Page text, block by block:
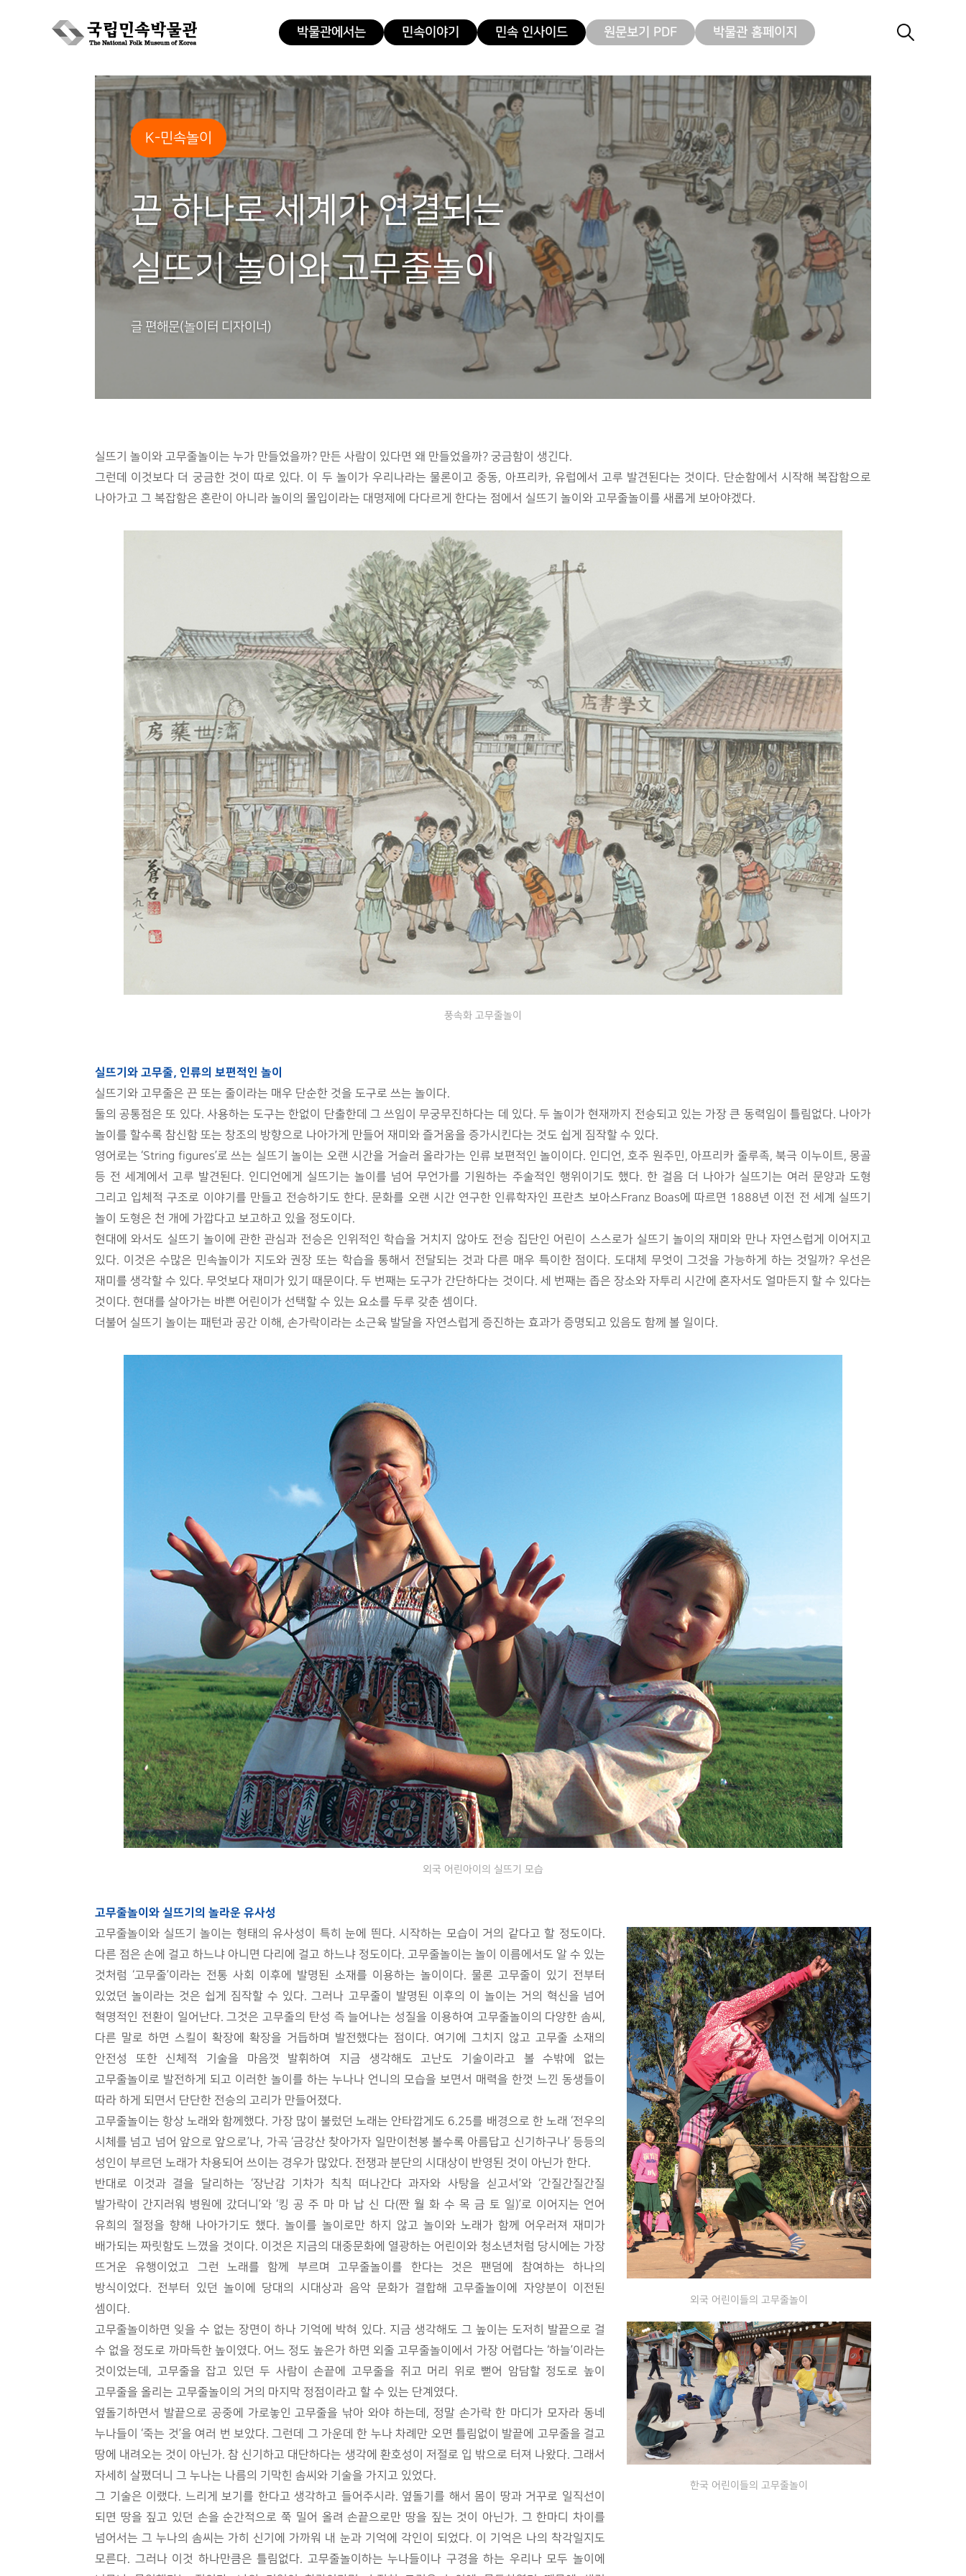
박물관에서는 민속이야기 민속 인사이드 원문보기 PDF 박물관 홈페이지
Skip
K-민속놀이
끈 하나로 세계가 연결되는
실뜨기 놀이와 고무줄놀이
글 편해문(놀이터 디자이너)
실뜨기 놀이와 고무줄놀이는 누가 만들었을까? 만든 사람이 있다면 왜 만들었을까? 궁금함이 생긴다.
그런데 이것보다 더 궁금한 것이 따로 있다. 이 두 놀이가 우리나라는 물론이고 중동, 아프리카, 유럽에서 고루 발견된다는 것이다. 단순함에서 시작해 복잡함으로
나아가고 그 복잡함은 혼란이 아니라 놀이의 몰입이라는 대명제에 다다르게 한다는 점에서 실뜨기 놀이와 고무줄놀이를 새롭게 보아야겠다.
풍속화 고무줄놀이
실뜨기와 고무줄, 인류의 보편적인 놀이
실뜨기와 고무줄은 끈 또는 줄이라는 매우 단순한 것을 도구로 쓰는 놀이다.
둘의 공통점은 또 있다. 사용하는 도구는 한없이 단출한데 그 쓰임이 무궁무진하다는 데 있다. 두 놀이가 현재까지 전승되고 있는 가장 큰 동력임이 틀림없다. 나아가
놀이를 할수록 참신함 또는 창조의 방향으로 나아가게 만들어 재미와 즐거움을 증가시킨다는 것도 쉽게 짐작할 수 있다.
영어로는 ‘String figures’로 쓰는 실뜨기 놀이는 오랜 시간을 거슬러 올라가는 인류 보편적인 놀이이다. 인디언, 호주 원주민, 아프리카 줄루족, 북극 이누이트, 몽골
등 전 세계에서 고루 발견된다. 인디언에게 실뜨기는 놀이를 넘어 무언가를 기원하는 주술적인 행위이기도 했다. 한 걸음 더 나아가 실뜨기는 여러 문양과 도형
그리고 입체적 구조로 이야기를 만들고 전승하기도 한다. 문화를 오랜 시간 연구한 인류학자인 프란츠 보아스Franz Boas에 따르면 1888년 이전 전 세계 실뜨기
놀이 도형은 천 개에 가깝다고 보고하고 있을 정도이다.
현대에 와서도 실뜨기 놀이에 관한 관심과 전승은 인위적인 학습을 거치지 않아도 전승 집단인 어린이 스스로가 실뜨기 놀이의 재미와 만나 자연스럽게 이어지고
있다. 이것은 수많은 민속놀이가 지도와 권장 또는 학습을 통해서 전달되는 것과 다른 매우 특이한 점이다. 도대체 무엇이 그것을 가능하게 하는 것일까? 우선은
재미를 생각할 수 있다. 무엇보다 재미가 있기 때문이다. 두 번째는 도구가 간단하다는 것이다. 세 번째는 좁은 장소와 자투리 시간에 혼자서도 얼마든지 할 수 있다는
것이다. 현대를 살아가는 바쁜 어린이가 선택할 수 있는 요소를 두루 갖춘 셈이다.
더불어 실뜨기 놀이는 패턴과 공간 이해, 손가락이라는 소근육 발달을 자연스럽게 증진하는 효과가 증명되고 있음도 함께 볼 일이다.
외국 어린아이의 실뜨기 모습
고무줄놀이와 실뜨기의 놀라운 유사성
고무줄놀이와 실뜨기 놀이는 형태의 유사성이 특히 눈에 띈다. 시작하는 모습이 거의 같다고 할 정도이다.
다른 점은 손에 걸고 하느냐 아니면 다리에 걸고 하느냐 정도이다. 고무줄놀이는 놀이 이름에서도 알 수 있는
것처럼 ‘고무줄’이라는 전통 사회 이후에 발명된 소재를 이용하는 놀이이다. 물론 고무줄이 있기 전부터
있었던 놀이라는 것은 쉽게 짐작할 수 있다. 그러나 고무줄이 발명된 이후의 이 놀이는 거의 혁신을 넘어
혁명적인 전환이 일어난다. 그것은 고무줄의 탄성 즉 늘어나는 성질을 이용하여 고무줄놀이의 다양한 솜씨,
다른 말로 하면 스킬이 확장에 확장을 거듭하며 발전했다는 점이다. 여기에 그치지 않고 고무줄 소재의
안전성 또한 신체적 기술을 마음껏 발휘하여 지금 생각해도 고난도 기술이라고 볼 수밖에 없는
고무줄놀이로 발전하게 되고 이러한 놀이를 하는 누나나 언니의 모습을 보면서 매력을 한껏 느낀 동생들이
따라 하게 되면서 단단한 전승의 고리가 만들어졌다.
고무줄놀이는 항상 노래와 함께했다. 가장 많이 불렀던 노래는 안타깝게도 6.25를 배경으로 한 노래 ‘전우의
시체를 넘고 넘어 앞으로 앞으로’나, 가곡 ‘금강산 찾아가자 일만이천봉 볼수록 아름답고 신기하구나’ 등등의
성인이 부르던 노래가 차용되어 쓰이는 경우가 많았다. 전쟁과 분단의 시대상이 반영된 것이 아닌가 한다.
반대로 이것과 결을 달리하는 ‘장난감 기차가 칙칙 떠나간다 과자와 사탕을 싣고서’와 ‘간질간질간질
발가락이 간지러워 병원에 갔더니’와 ‘킹 공 주 마 마 납 신 다(짠 월 화 수 목 금 토 일)’로 이어지는 언어
유희의 절정을 향해 나아가기도 했다. 놀이를 놀이로만 하지 않고 놀이와 노래가 함께 어우러져 재미가
배가되는 짜릿함도 느꼈을 것이다. 이것은 지금의 대중문화에 열광하는 어린이와 청소년처럼 당시에는 가장
뜨거운 유행이었고 그런 노래를 함께 부르며 고무줄놀이를 한다는 것은 팬덤에 참여하는 하나의
방식이었다. 전부터 있던 놀이에 당대의 시대상과 음악 문화가 결합해 고무줄놀이에 자양분이 이전된
셈이다.
고무줄놀이하면 잊을 수 없는 장면이 하나 기억에 박혀 있다. 지금 생각해도 그 높이는 도저히 발끝으로 걸
수 없을 정도로 까마득한 높이였다. 어느 정도 높은가 하면 외줄 고무줄놀이에서 가장 어렵다는 ‘하늘’이라는
것이었는데, 고무줄을 잡고 있던 두 사람이 손끝에 고무줄을 쥐고 머리 위로 뻗어 암담할 정도로 높이
고무줄을 올리는 고무줄놀이의 거의 마지막 정점이라고 할 수 있는 단계였다.
옆돌기하면서 발끝으로 공중에 가로놓인 고무줄을 낚아 와야 하는데, 정말 손가락 한 마디가 모자라 동네
누나들이 ‘죽는 것’을 여러 번 보았다. 그런데 그 가운데 한 누나 차례만 오면 틀림없이 발끝에 고무줄을 걸고
땅에 내려오는 것이 아닌가. 참 신기하고 대단하다는 생각에 환호성이 저절로 입 밖으로 터져 나왔다. 그래서
자세히 살폈더니 그 누나는 나름의 기막힌 솜씨와 기술을 가지고 있었다.
그 기술은 이랬다. 느리게 보기를 한다고 생각하고 들어주시라. 옆돌기를 해서 몸이 땅과 거꾸로 일직선이
되면 땅을 짚고 있던 손을 순간적으로 쭉 밀어 올려 손끝으로만 땅을 짚는 것이 아닌가. 그 한마디 차이를
넘어서는 그 누나의 솜씨는 가히 신기에 가까워 내 눈과 기억에 각인이 되었다. 이 기억은 나의 착각일지도
모른다. 그러나 이것 하나만큼은 틀림없다. 고무줄놀이하는 누나들이나 구경을 하는 우리나 모두 놀이에
외국 어린이들의 고무줄놀이
한국 어린이들의 고무줄놀이